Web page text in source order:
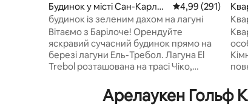
Будинок у місті Сан-Карлос
-де-Барілоче
Середня оцінка:
4,99 (291)
будинок із зеленим дахом на лагуні
Вітаємо з Барілоче! Орендуйте
яскравий сучасний будинок прямо на
березі лагуни Ель-Требол. Лагуна El
Trebol розташована на трасі Чіко,
машині від центру міста Барілоче. Коли
ви знайдете на «Circuito Chico», ви
с-
та
Арелаукен Гольф